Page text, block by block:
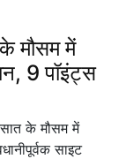
मौसम में
9 पॉइंट्स
के मौसम में
साइट